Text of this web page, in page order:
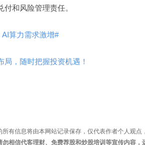
和风险管理责任。
算力需求激增#
局，随时把握投资机遇！
所有信息将由本网站记录保存，仅代表作者个人观
勿相信代客理财、免费荐股和炒股培训等宣传内容